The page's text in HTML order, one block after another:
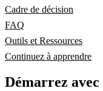
Cadre de décision
FAQ
Outils et Ressources
Continuez à apprendre
Démarrez